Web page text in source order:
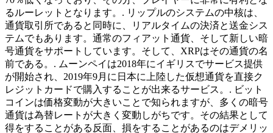
るルーレットとなります。. リップルのシステムの中核は、
通貨取引所であると同時に、リアルタイムの決済と送金シス
テムでもあります。通常のフィアット通貨、そして新しい暗
号通貨をサポートしています。そして、XRPはその通貨の名
前である。. ムーンペイは2018年にイギリスでサービス提供
が開始され、2019年9月に日本に上陸した仮想通貨を直接ク
レジットカードで購入することが出来るサービス。. ビット
コインは価格変動が大きいことで知られますが、多くの暗号
通貨は為替レートが大きく変動しがちです。その結果として
得をすることがある反面、損をすることがあるのはデメリッ